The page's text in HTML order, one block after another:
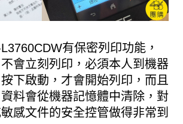
有保密列印功能，
會立刻列印，必須本人到機器
下啟動，才會開始列印，而且
料會從機器記憶體中清除，對
感文件的安全控管做得非常到